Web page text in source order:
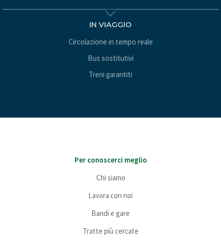
IN VIAGGIO
Circolazione in tempo reale
Bus sostitutivi
Treni garantiti
Per conoscerci meglio
Chi siamo
Lavora con noi
Bandi e gare
Tratte più cercate